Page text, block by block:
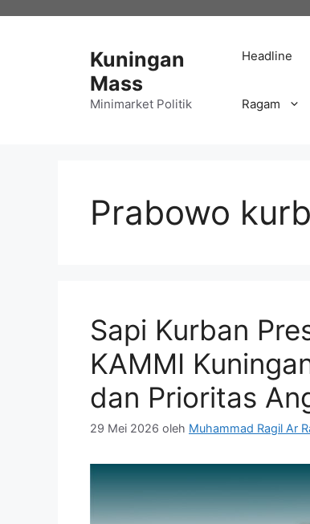
Kuningan
Mass
Minimarket Politik
Headline
Ragam
Prabowo
Sapi Kurban
KAMMI
dan Prioritas
29 Mei 2026 oleh Muhammad Ragil Ar